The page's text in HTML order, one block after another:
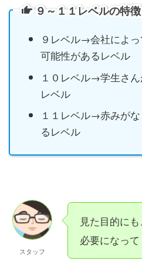
９～１１レベルの特徴
９レベル→会社によ
可能性があるレベル
１０レベル→学生さ
レベル
１１レベル→赤みが
るレベル
スタッフ
見た目的に
必要になって